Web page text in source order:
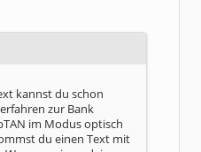
kannst du schon
zur Bank
im Modus optisch
du einen Text mit